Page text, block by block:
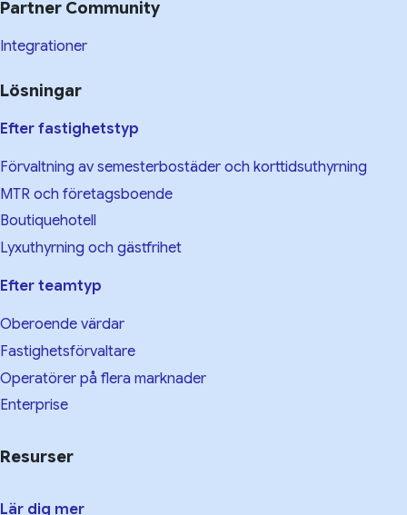
Partner Community
Integrationer
Lösningar
Efter fastighetstyp
Förvaltning av semesterbostäder och korttidsuthyrning
MTR och företagsboende
Boutiquehotell
Lyxuthyrning och gästfrihet
Efter teamtyp
Oberoende värdar
Fastighetsförvaltare
Operatörer på flera marknader
Enterprise
Resurser
Lär dig mer